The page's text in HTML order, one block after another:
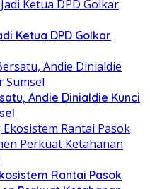
Ketua DPD Golkar
Andie Dinialdie Kunci
Rantai Pasok